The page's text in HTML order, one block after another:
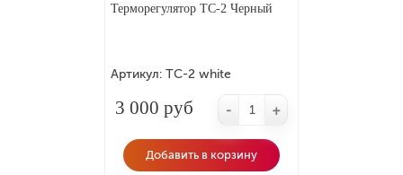
Терморегулятор ТС-2 Черный
Артикул: ТС-2 white
3 000 руб - +
Добавить в корзину